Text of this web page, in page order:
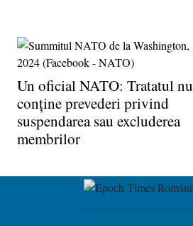
Un oficial NATO: Tratatul nu
conţine prevederi privind
suspendarea sau excluderea
membrilor